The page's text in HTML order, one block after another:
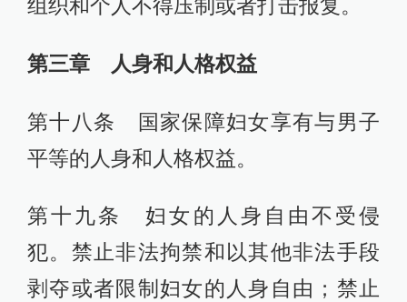
组织和个人不得压制或者打击报复。
第三章 人身和人格权益
第十八条 国家保障妇女享有与男子
平等的人身和人格权益。
第十九条 妇女的人身自由不受侵
犯。禁止非法拘禁和以其他非法手段
剥夺或者限制妇女的人身自由；禁止